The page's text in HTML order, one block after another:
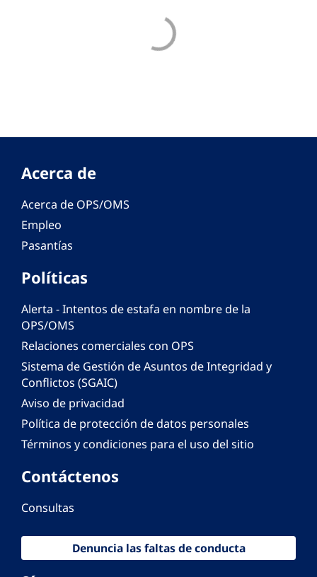
Acerca de
Acerca de OPS/OMS
Empleo
Pasantías
Políticas
Alerta - Intentos de estafa en nombre de la
OPS/OMS
Relaciones comerciales con OPS
Sistema de Gestión de Asuntos de Integridad y
Conflictos (SGAIC)
Aviso de privacidad
Política de protección de datos personales
Términos y condiciones para el uso del sitio
Contáctenos
Consultas
Denuncia las faltas de conducta